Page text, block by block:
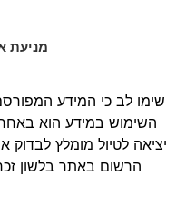
מניעת
שימו לב כי המידע
השימוש במידע הוא
יציאה לטיול מומלץ לבדוק
הרשום באתר בלשון